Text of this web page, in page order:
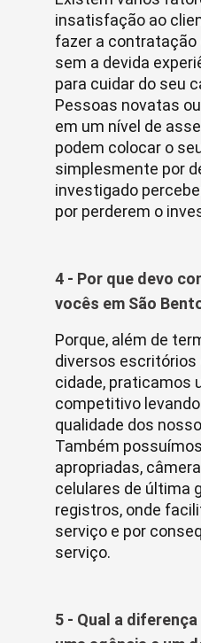
insatisfação ao
fazer a contratação
sem a devida
para cuidar do seu
Pessoas novatas
em um nível de
podem colocar o
simplesmente por
investigado
por perderem o
4 - Por que devo
vocês em São
Porque, além de
diversos escritórios
cidade, praticamos
competitivo
qualidade dos
Também
apropriadas,
celulares de última
registros, onde
serviço e por
serviço.
5 - Qual a